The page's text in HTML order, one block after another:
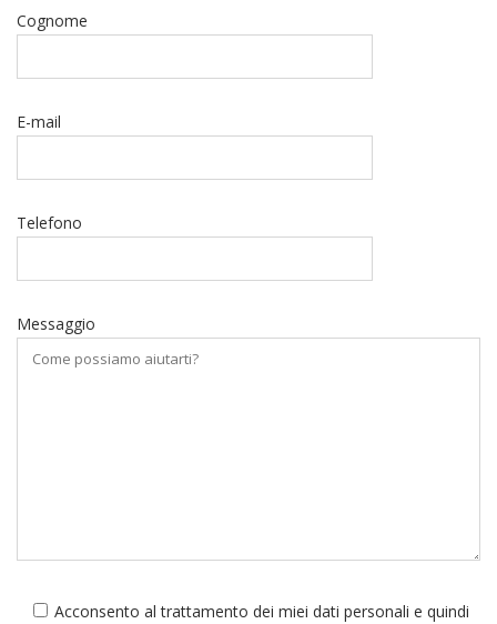
Cognome
E-mail
Telefono
Messaggio
Acconsento al trattamento dei miei dati personali e quindi